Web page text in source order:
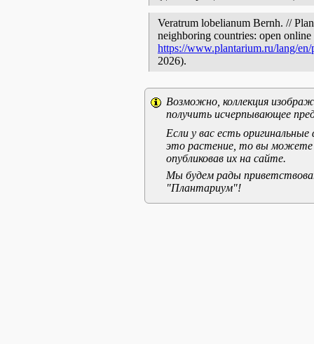
Veratrum lobelianum Bernh. //
neighboring countries: open
https://www.plantarium.ru/lang/
2026).
Возможно, коллекция
получить исчерпывающее
Если у вас есть
это растение, то вы можете
опубликовав их на сайте.
Мы будем рады
"Плантариум"!